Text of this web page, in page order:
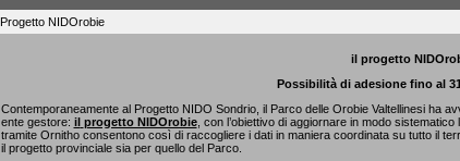
Progetto NIDOrobie
il progetto
Possibilità di adesione fino al
Contemporaneamente al Progetto NIDO Sondrio, il Parco delle Orobie Valtellinesi ha
ente gestore: il progetto NIDOrobie, con l’obiettivo di aggiornare in modo
tramite Ornitho consentono così di raccogliere i dati in maniera coordinata su tutto il
il progetto provinciale sia per quello del Parco.